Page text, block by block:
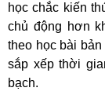
học chắc kiến
chủ động hơn
theo học bài
sắp xếp thời
bạch.